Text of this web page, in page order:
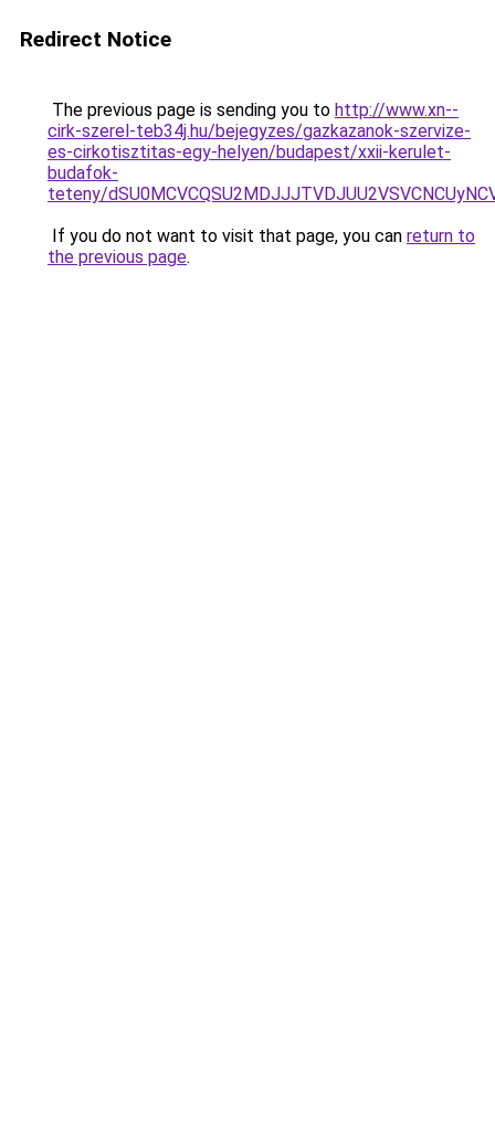
Redirect Notice
The previous page is sending you to http://www.xn--
cirk-szerel-teb34j.hu/bejegyzes/gazkazanok-szervize-
es-cirkotisztitas-egy-helyen/budapest/xxii-kerulet-
budafok-
teteny/
If you do not want to visit that page, you can return to
the previous page.